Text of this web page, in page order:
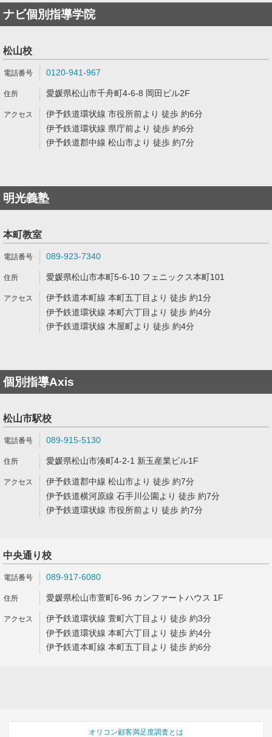
ナビ個別指導学院
松山校
0120-941-967
愛媛県松山市千舟町4-6-8 岡田ビル2F
伊予鉄道環状線 市役所前より 徒歩 約6分
伊予鉄道環状線 県庁前より 徒歩 約6分
伊予鉄道郡中線 松山市より 徒歩 約7分
明光義塾
本町教室
089-923-7340
愛媛県松山市本町5-6-10 フェニックス本町101
伊予鉄道本町線 本町五丁目より 徒歩 約1分
伊予鉄道環状線 本町六丁目より 徒歩 約4分
伊予鉄道環状線 木屋町より 徒歩 約4分
個別指導Axis
松山市駅校
089-915-5130
愛媛県松山市湊町4-2-1 新玉産業ビル1F
伊予鉄道郡中線 松山市より 徒歩 約7分
伊予鉄道横河原線 石手川公園より 徒歩 約7分
伊予鉄道環状線 市役所前より 徒歩 約7分
中央通り校
089-917-6080
愛媛県松山市萱町6-96 カンファートハウス 1F
伊予鉄道環状線 萱町六丁目より 徒歩 約3分
伊予鉄道環状線 本町六丁目より 徒歩 約4分
伊予鉄道本町線 本町五丁目より 徒歩 約6分
オリコン顧客満足度調査とは